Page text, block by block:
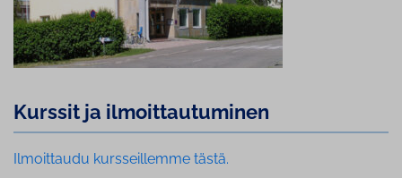
Kurssit ja il­moit­tau­tu­mi­nen
Ilmoittaudu kursseillemme tästä.